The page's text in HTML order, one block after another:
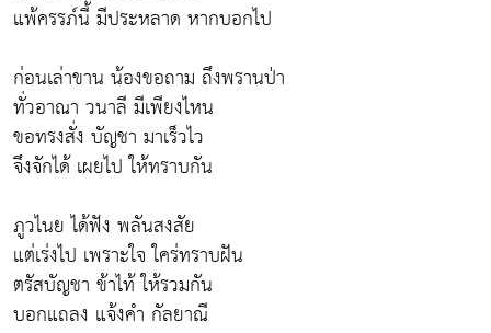
แพ้ครรภ์นี้ มีประหลาด หากบอกไป
ก่อนเล่าขาน น้องขอถาม ถึงพรานป่า
ทั่วอาณา วนาลี มีเพียงไหน
ขอทรงสั่ง บัญชา มาเร็วไว
จึงจักได้ เผยไป ให้ทราบกัน
ภูวไนย ได้ฟัง พลันสงสัย
แต่เร่งไป เพราะใจ ใคร่ทราบฝัน
ตรัสบัญชา ข้าไท้ ให้รวมกัน
บอกแถลง แจ้งคำ กัลยาณี